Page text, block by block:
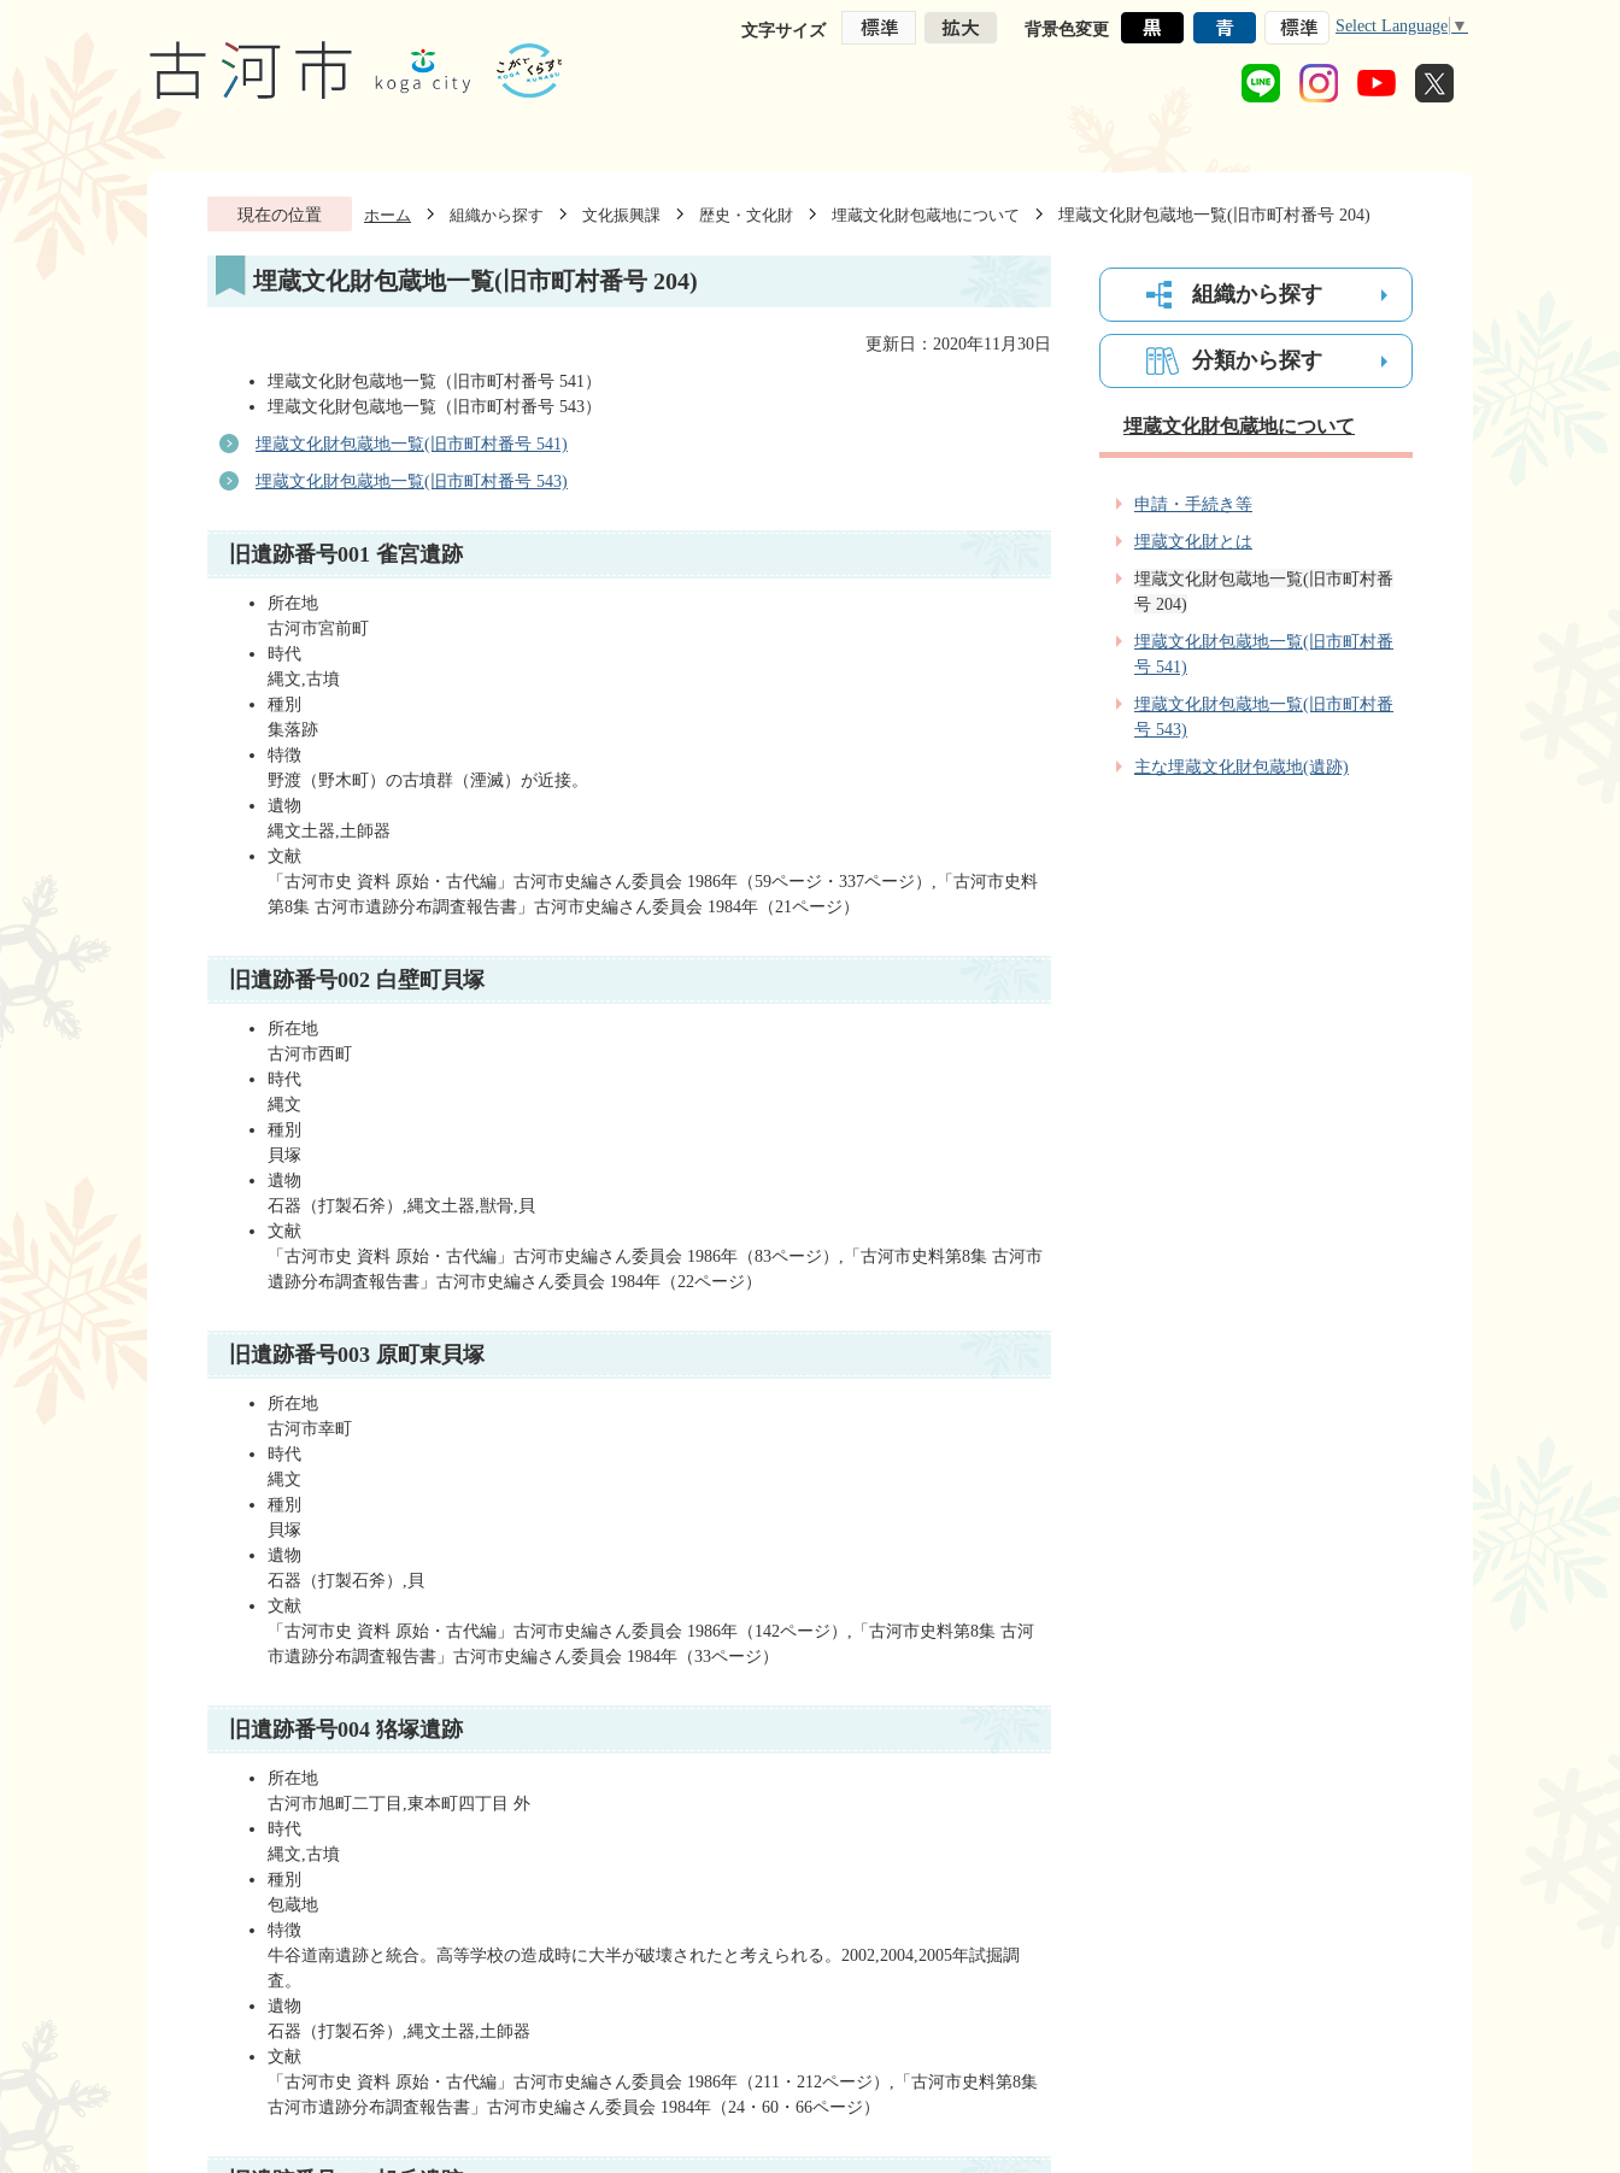
文字サイズ 背景色変更 Select Language ▼
現在の位置 ホーム 組織から探す 文化振興課 歴史・文化財 埋蔵文化財包蔵地について 埋蔵文化財包蔵地一覧(旧市町村番号 204)
埋蔵文化財包蔵地一覧(旧市町村番号 204)
更新日：2020年11月30日
埋蔵文化財包蔵地一覧（旧市町村番号 541）
埋蔵文化財包蔵地一覧（旧市町村番号 543）
埋蔵文化財包蔵地一覧(旧市町村番号 541)
埋蔵文化財包蔵地一覧(旧市町村番号 543)
旧遺跡番号001 雀宮遺跡
所在地
古河市宮前町
時代
縄文,古墳
種別
集落跡
特徴
野渡（野木町）の古墳群（湮滅）が近接。
遺物
縄文土器,土師器
文献
「古河市史 資料 原始・古代編」古河市史編さん委員会 1986年（59ページ・337ページ）,「古河市史料
第8集 古河市遺跡分布調査報告書」古河市史編さん委員会 1984年（21ページ）
旧遺跡番号002 白壁町貝塚
所在地
古河市西町
時代
縄文
種別
貝塚
遺物
石器（打製石斧）,縄文土器,獣骨,貝
文献
「古河市史 資料 原始・古代編」古河市史編さん委員会 1986年（83ページ）,「古河市史料第8集 古河市
遺跡分布調査報告書」古河市史編さん委員会 1984年（22ページ）
旧遺跡番号003 原町東貝塚
所在地
古河市幸町
時代
縄文
種別
貝塚
遺物
石器（打製石斧）,貝
文献
「古河市史 資料 原始・古代編」古河市史編さん委員会 1986年（142ページ）,「古河市史料第8集 古河
市遺跡分布調査報告書」古河市史編さん委員会 1984年（33ページ）
旧遺跡番号004 狢塚遺跡
所在地
古河市旭町二丁目,東本町四丁目 外
時代
縄文,古墳
種別
包蔵地
特徴
牛谷道南遺跡と統合。高等学校の造成時に大半が破壊されたと考えられる。2002,2004,2005年試掘調
査。
遺物
石器（打製石斧）,縄文土器,土師器
文献
「古河市史 資料 原始・古代編」古河市史編さん委員会 1986年（211・212ページ）,「古河市史料第8集
古河市遺跡分布調査報告書」古河市史編さん委員会 1984年（24・60・66ページ）
組織から探す
分類から探す
埋蔵文化財包蔵地について
申請・手続き等
埋蔵文化財とは
埋蔵文化財包蔵地一覧(旧市町村番
号 204)
埋蔵文化財包蔵地一覧(旧市町村番
号 541)
埋蔵文化財包蔵地一覧(旧市町村番
号 543)
主な埋蔵文化財包蔵地(遺跡)